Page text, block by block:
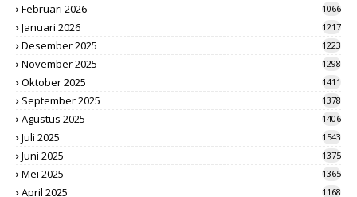
Februari 2026 1066
Januari 2026 1217
Desember 2025 1223
November 2025 1298
Oktober 2025 1411
September 2025 1378
Agustus 2025 1406
Juli 2025 1543
Juni 2025 1375
Mei 2025 1365
April 2025 1168